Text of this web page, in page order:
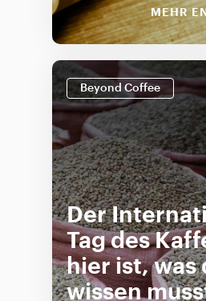
MEHR
Beyond Coffee
Der
Tag des
hier ist, was
wissen